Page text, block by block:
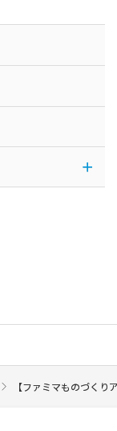
【ファミマものづく